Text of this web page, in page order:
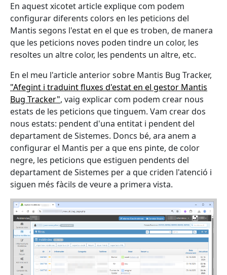
En aquest xicotet article explique com podem
configurar diferents colors en les peticions del
Mantis segons l'estat en el que es troben, de manera
que les peticions noves poden tindre un color, les
resoltes un altre color, les pendents un altre, etc.
En el meu l'article anterior sobre Mantis Bug Tracker,
"Afegint i traduint fluxes d'estat en el gestor Mantis
Bug Tracker", vaig explicar com podem crear nous
estats de les peticions que tinguem. Vam crear dos
nous estats: pendent d'una entitat i pendent del
departament de Sistemes. Doncs bé, ara anem a
configurar el Mantis per a que ens pinte, de color
negre, les peticions que estiguen pendents del
departament de Sistemes per a que criden l'atenció i
siguen més fàcils de veure a primera vista.